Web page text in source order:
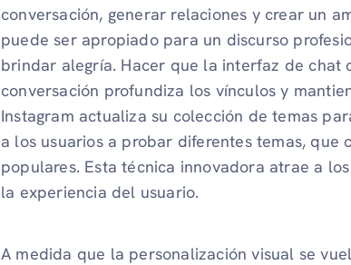
conversación, generar relaciones y crear un
puede ser apropiado para un discurso
brindar alegría. Hacer que la interfaz de chat
conversación profundiza los vínculos y
Instagram actualiza su colección de temas
a los usuarios a probar diferentes temas, que
populares. Esta técnica innovadora atrae a
la experiencia del usuario.
A medida que la personalización visual se